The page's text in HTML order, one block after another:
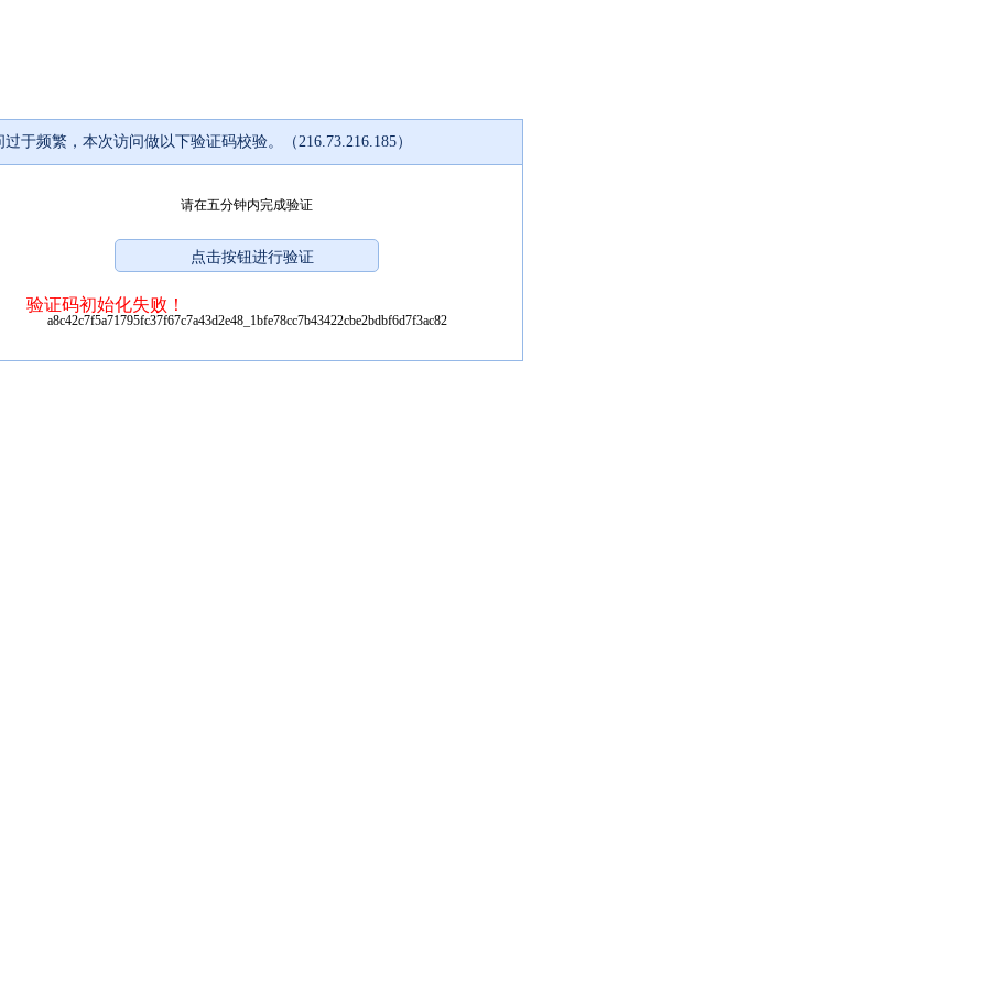
过于频繁，本次访问做以下验证码校验。（216.73.216.185）
请在五分钟内完成验证
验证码初始化失败！
a8c42c7f5a71795fc37f67c7a43d2e48_1bfe78cc7b43422cbe2bdbf6d7f3ac82